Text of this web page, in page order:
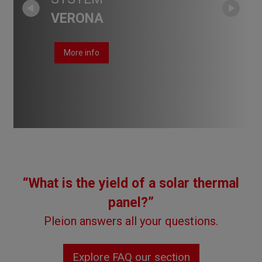
SIRMIONE
More info
CATTOLICA
More info
SIRMIONE
More info
VERONA
More info
CALABRIA
More info
VERONA
More info
“What is the yield of a solar thermal
panel?”
Pleion answers all your questions.
Explore FAQ our section